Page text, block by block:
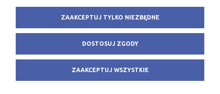
info@fachowa.pl
80-299 Gdańsk
NIP: 584-182-39-49
ZAAKCEPTUJ TYLKO NIEZBĘDNE
DOSTOSUJ ZGODY
ZAAKCEPTUJ WSZYSTKIE